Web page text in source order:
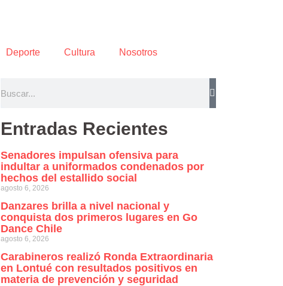
Deporte Cultura Nosotros
Entradas Recientes
Senadores impulsan ofensiva para
indultar a uniformados condenados por
hechos del estallido social
agosto 6, 2026
Danzares brilla a nivel nacional y
conquista dos primeros lugares en Go
Dance Chile
agosto 6, 2026
Carabineros realizó Ronda Extraordinaria
en Lontué con resultados positivos en
materia de prevención y seguridad